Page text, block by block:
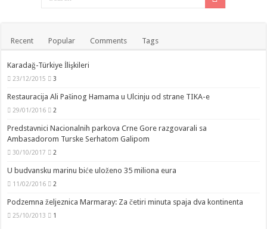
Recent Popular Comments Tags
Karadağ-Türkiye İlişkileri
23/12/2015 3
Restauracija Ali Pašinog Hamama u Ulcinju od strane TIKA-e
29/01/2016 2
Predstavnici Nacionalnih parkova Crne Gore razgovarali sa
Ambasadorom Turske Serhatom Galipom
30/10/2017 2
U budvansku marinu biće uloženo 35 miliona eura
11/02/2016 2
Podzemna željeznica Marmaray: Za četiri minuta spaja dva kontinenta
25/10/2013 1